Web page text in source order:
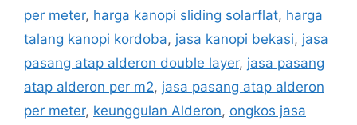
per meter, harga kanopi sliding solarflat, harga
talang kanopi kordoba, jasa kanopi bekasi, jasa
pasang atap alderon double layer, jasa pasang
atap alderon per m2, jasa pasang atap alderon
per meter, keunggulan Alderon, ongkos jasa